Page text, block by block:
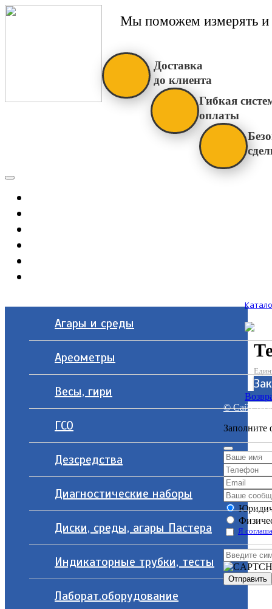
Мы поможем измерять и
Доставка
до клиента
Гибкая
оплаты
Агары и среды
Ареометры
Весы, гири
ГСО
Дезсредства
Диагностические наборы
Диски, среды, агары Пастера
Индикаторные трубки, тесты
Лаборат.оборудование
© Сайт
Заполните
Я